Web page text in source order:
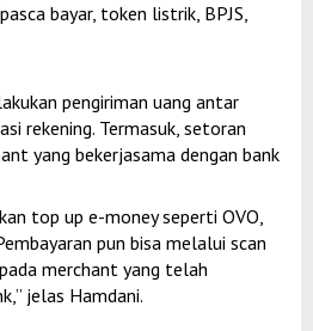
bayar, token listrik, BPJS,
pengiriman uang antar
rekening. Termasuk, setoran
yang bekerjasama dengan bank
top up e-money seperti OVO,
pun bisa melalui scan
merchant yang telah
jelas Hamdani.